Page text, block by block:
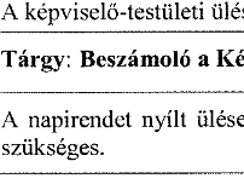
A képviselő-testületi
Tárgy:
  Beszámoló
a
A  napirendet
  nyílt
szükséges.